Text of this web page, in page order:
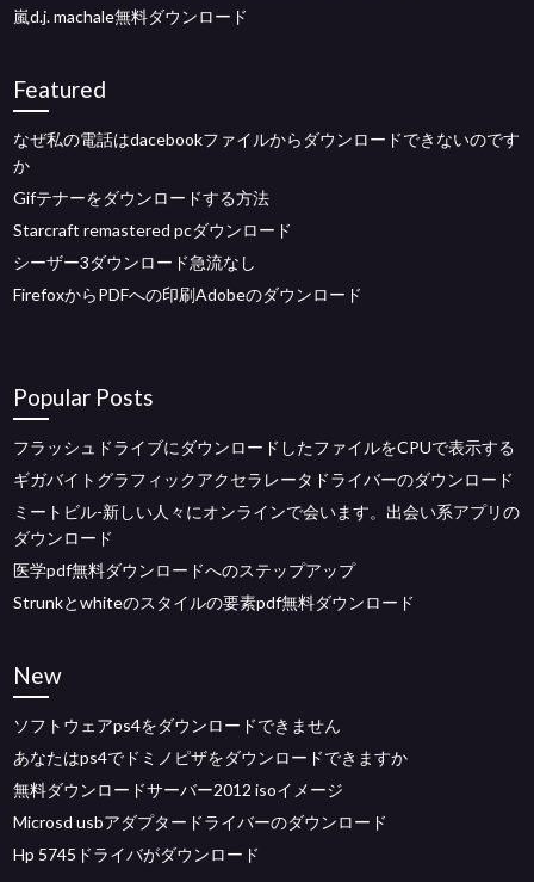
嵐d.j. machale無料ダウンロード
Featured
なぜ私の電話はdacebookファイルからダウンロードできないのです
か
Gifテナーをダウンロードする方法
Starcraft remastered pcダウンロード
シーザー3ダウンロード急流なし
FirefoxからPDFへの印刷Adobeのダウンロード
Popular Posts
フラッシュドライブにダウンロードしたファイルをCPUで表示する
ギガバイトグラフィックアクセラレータドライバーのダウンロード
ミートビル-新しい人々にオンラインで会います。出会い系アプリの
ダウンロード
医学pdf無料ダウンロードへのステップアップ
Strunkとwhiteのスタイルの要素pdf無料ダウンロード
New
ソフトウェアps4をダウンロードできません
あなたはps4でドミノピザをダウンロードできますか
無料ダウンロードサーバー2012 isoイメージ
Microsd usbアダプタードライバーのダウンロード
Hp 5745ドライバがダウンロード